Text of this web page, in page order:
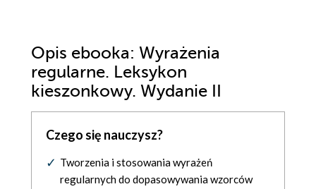
Opis ebooka: Wyrażenia
regularne. Leksykon
kieszonkowy. Wydanie II
Czego się nauczysz?
Tworzenia i stosowania wyrażeń
regularnych do dopasowywania wzorców